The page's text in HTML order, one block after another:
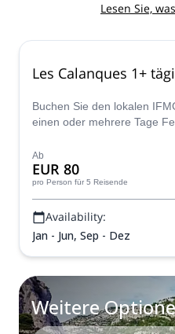
Lesen Sie,
Les Calanques 1+
Buchen Sie den lokalen
einen oder mehrere Tage
Marseille/Cassis.
Ab
EUR 80
pro Person für 5 Reisende
Availability:
Jan - Jun, Sep - Dez
Weitere